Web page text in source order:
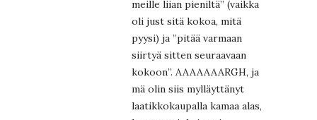
meille liian pieniltä” (vaikka
oli just sitä kokoa, mitä
pyysi) ja ”pitää varmaan
siirtyä sitten seuraavaan
kokoon”. AAAAAAARGH, ja
mä olin siis mylläyttänyt
laatikkokaupalla kamaa alas,